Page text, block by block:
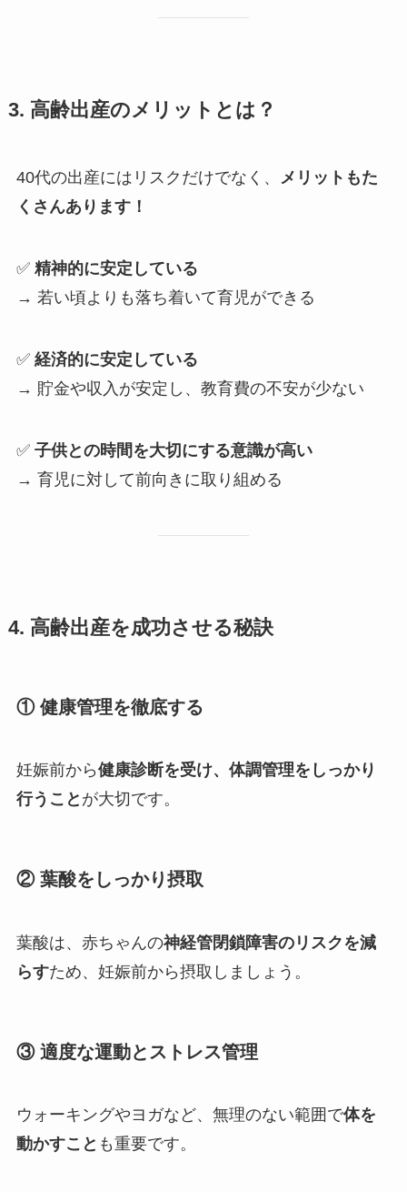
3. 高齢出産のメリットとは？
40代の出産にはリスクだけでなく、 メリットもた
くさんあります！
✅ 精神的に安定している
→ 若い頃よりも落ち着いて育児ができる
✅ 経済的に安定している
→ 貯金や収入が安定し、教育費の不安が少ない
✅ 子供との時間を大切にする意識が高い
→ 育児に対して前向きに取り組める
4. 高齢出産を成功させる秘訣
① 健康管理を徹底する
妊娠前から健康診断を受け、体調管理をしっかり
行うこと が大切です。
② 葉酸をしっかり摂取
葉酸は、赤ちゃんの神経管閉鎖障害のリスクを減
らすため、妊娠前から摂取しましょう。
③ 適度な運動とストレス管理
ウォーキングやヨガなど、無理のない範囲で体を
動かすこと も重要です。